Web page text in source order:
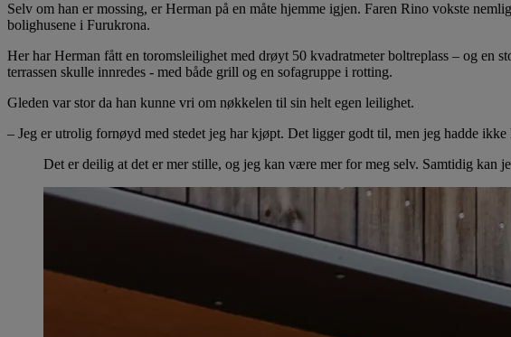
Selv om han er mossing, er Herman på en måte hjemme igjen. Faren Rino vokste
bolighusene i Furukrona.
Her har Herman fått en toromsleilighet med drøyt 50 kvadratmeter boltreplass – og en
terrassen skulle innredes - med både grill og en sofagruppe i rotting.
Gleden var stor da han kunne vri om nøkkelen til sin helt egen leilighet.
– Jeg er utrolig fornøyd med stedet jeg har kjøpt. Det ligger godt til, men jeg hadde
Det er deilig at det er mer stille, og jeg kan være mer for meg selv. Samtidig kan